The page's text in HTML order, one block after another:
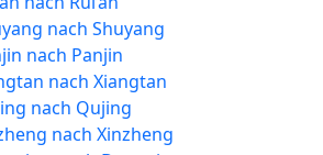
nach Shuyang
nach Panjin
nach Xiangtan
nach Qujing
nach Xinzheng